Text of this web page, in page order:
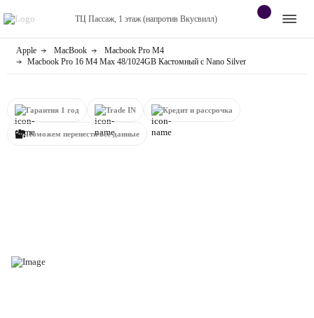
ТЦ Пассаж, 1 этаж (напротив Вкусвилл)
Контакты
магазине
Apple
Яндекс станции
Apple MacBook
Macbook Pro M4
Macbook Pro 16 M4 Max 48/1024GB Кастомный с Nano Silver
Гарантия 1 год Trade IN Кредит и рассрочка
Поможем перенести все данные